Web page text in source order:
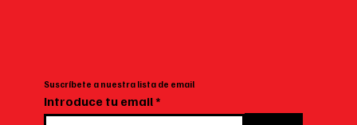
Suscríbete a nuestra lista de email
Introduce tu email